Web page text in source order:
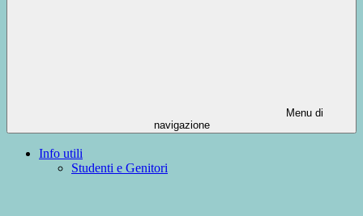
Menu di
navigazione
Info utili
Studenti e Genitori